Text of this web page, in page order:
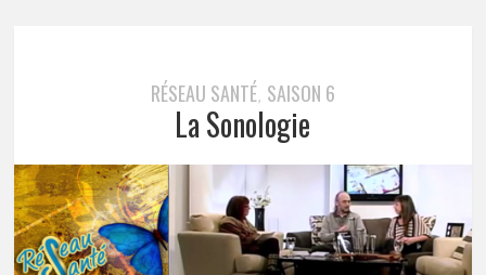
RÉSEAU SANTÉ, SAISON 6
La Sonologie